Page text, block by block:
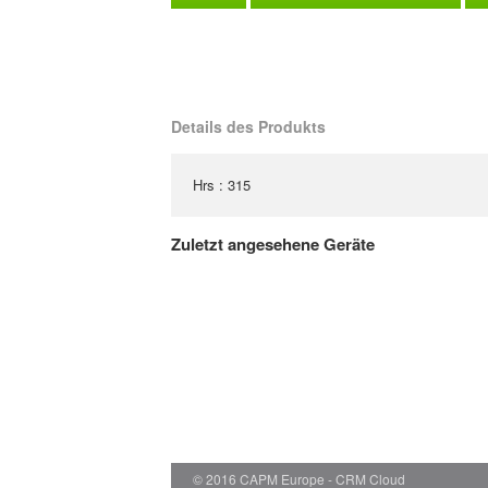
Details des Produkts
Hrs : 315
Zuletzt angesehene Geräte
© 2016 CAPM Europe CRM Cloud